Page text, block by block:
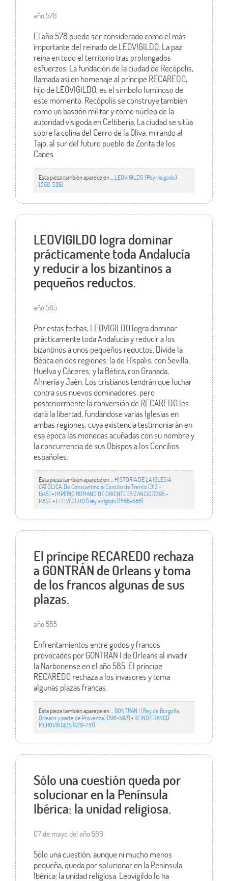
año 578
El año 578 puede ser considerado como el más
importante del reinado de LEOVIGILDO. La paz
reina en todo el territorio tras prolongados
esfuerzos. La fundación de la ciudad de Recópolis,
llamada así en homenaje al príncipe RECAREDO,
hijo de LEOVIGILDO, es el símbolo luminoso de
este momento. Recópolis se construye también
como un bastión militar y como núcleo de la
autoridad visigoda en Celtiberia. La ciudad se sitúa
sobre la colina del Cerro de la Oliva, mirando al
Tajo, al sur del futuro pueblo de Zorita de los
Canes.
Esta pieza también aparece en ... LEOVIGILDO (Rey visigodo)
(568-586)
LEOVIGILDO logra dominar
prácticamente toda Andalucía
y reducir a los bizantinos a
pequeños reductos.
año 585
Por estas fechas, LEOVIGILDO logra dominar
prácticamente toda Andalucía y reducir a los
bizantinos a unos pequeños reductos. Divide la
Bética en dos regiones: la de Híspalis, con Sevilla,
Huelva y Cáceres; y la Bética, con Granada,
Almería y Jaén. Los cristianos tendrán que luchar
contra sus nuevos dominadores, pero
posteriormente la conversión de RECAREDO les
dará la libertad, fundándose varias Iglesias en
ambas regiones, cuya existencia testimoniarán en
esa época las monedas acuñadas con su nombre y
la concurrencia de sus Obispos a los Concilios
españoles.
Esta pieza también aparece en ... HISTORIA DE LA IGLESIA
CATÓLICA. De Constantino al Concilio de Trento (313 -
1545)• IMPERIO ROMANO DE ORIENTE (BIZANCIO)(395 -
1453). • LEOVIGILDO (Rey visigodo)(568-586)
El príncipe RECAREDO rechaza
a GONTRÁN de Orleans y toma
de los francos algunas de sus
plazas.
año 585
Enfrentamientos entre godos y francos
provocados por GONTRÁN I de Orleans al invadir
la Narbonense en el año 585. El príncipe
RECAREDO rechaza a los invasores y toma
algunas plazas francas.
Esta pieza también aparece en ... GONTRÁN I (Rey de Borgoña,
Orleans y parte de Provenza) (561-592)• REINO FRANCO
MEROVINGIOS (420-751)
Sólo una cuestión queda por
solucionar en la Península
Ibérica: la unidad religiosa.
07 de mayo del año 586
Sólo una cuestión, aunque ni mucho menos
pequeña, queda por solucionar en la Península
Ibérica: la unidad religiosa. Leovigildo lo ha